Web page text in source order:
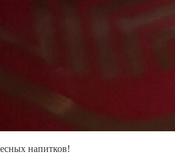
напитков!